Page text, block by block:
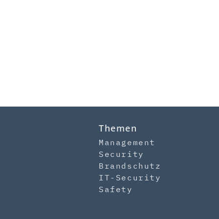
Themen
Management
Security
Brandschutz
IT-Security
Safety